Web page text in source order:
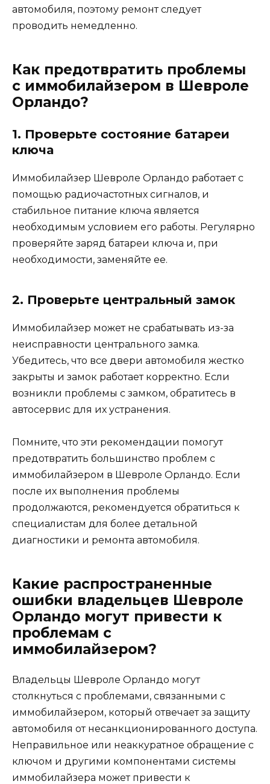
автомобиля, поэтому ремонт следует
проводить немедленно.
Как предотвратить проблемы
с иммобилайзером в Шевроле
Орландо?
1. Проверьте состояние батареи
ключа
Иммобилайзер Шевроле Орландо работает с
помощью радиочастотных сигналов, и
стабильное питание ключа является
необходимым условием его работы. Регулярно
проверяйте заряд батареи ключа и, при
необходимости, заменяйте ее.
2. Проверьте центральный замок
Иммобилайзер может не срабатывать из-за
неисправности центрального замка.
Убедитесь, что все двери автомобиля жестко
закрыты и замок работает корректно. Если
возникли проблемы с замком, обратитесь в
автосервис для их устранения.
Помните, что эти рекомендации помогут
предотвратить большинство проблем с
иммобилайзером в Шевроле Орландо. Если
после их выполнения проблемы
продолжаются, рекомендуется обратиться к
специалистам для более детальной
диагностики и ремонта автомобиля.
Какие распространенные
ошибки владельцев Шевроле
Орландо могут привести к
проблемам с
иммобилайзером?
Владельцы Шевроле Орландо могут
столкнуться с проблемами, связанными с
иммобилайзером, который отвечает за защиту
автомобиля от несанкционированного доступа.
Неправильное или неаккуратное обращение с
ключом и другими компонентами системы
иммобилайзера может привести к